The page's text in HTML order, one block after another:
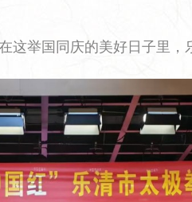
这举国同庆的美好日子里